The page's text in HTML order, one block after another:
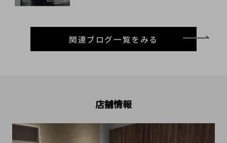
関連ブログ一覧をみる
店舗情報